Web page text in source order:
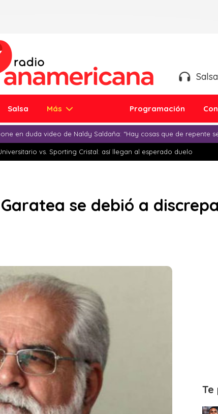
Salsa Más Programación
en duda video de Naldy Saldaña: “Hay cosas que de repente
vs. Sporting Cristal: así llegan al esperado duelo
se debió a
Te